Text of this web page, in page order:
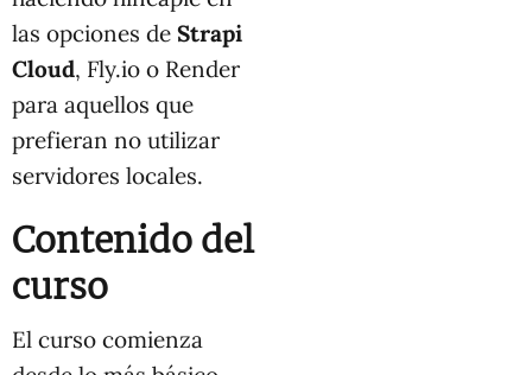
las opciones de Strapi
Cloud, Fly.io o Render
para aquellos que
prefieran no utilizar
servidores locales.
Contenido del
curso
El curso comienza